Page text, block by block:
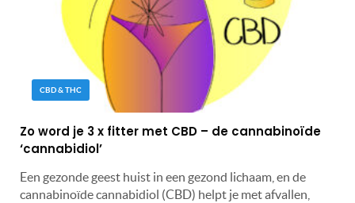
CBD & THC
Zo word je 3 x fitter met CBD – de cannabinoïde
‘cannabidiol’
Een gezonde geest huist in een gezond lichaam, en de
cannabinoïde cannabidiol (CBD) helpt je met afvallen,